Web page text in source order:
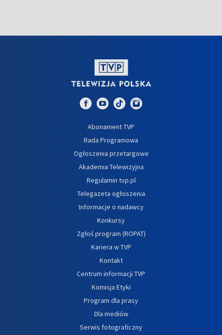
Abonament TVP
Rada Programowa
Ogłoszenia przetargowe
Akademia Telewizyjna
Regulamin tvp.pl
Telegazeta ogłoszenia
Informacje o nadawcy
Konkursy
Zgłoś program (ROPAT)
Kariera w TVP
Kontakt
Centrum informacji TVP
Komisja Etyki
Program dla prasy
Dla mediów
Serwis fotograficzny